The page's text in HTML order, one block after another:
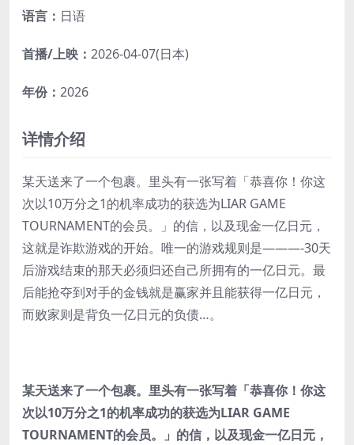
语言： 日语
首播/上映： 2026-04-07(日本)
年份： 2026
详情介绍
某天送来了一个包裹。里头有一张写着「恭喜你！你这
次以10万分之1的机率成功的获选为LIAR GAME
TOURNAMENT的会员。」的信，以及现金一亿日元，
这就是诈欺游戏的开始。唯一的游戏规则是———-30天
后游戏结束的那天必须归还自己所拥有的一亿日元。最
后能抢夺到对手的金钱就是赢家并且能获得一亿日元，
而败家则是背负一亿日元的负债…。
某天送来了一个包裹。里头有一张写着「恭喜你！你这
次以10万分之1的机率成功的获选为LIAR GAME
TOURNAMENT的会员。」的信，以及现金一亿日元，